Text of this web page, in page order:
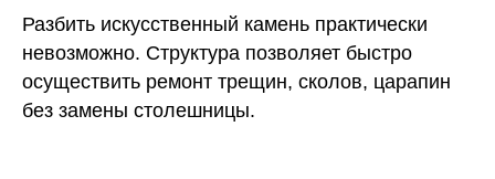
Разбить искусственный камень практически
невозможно. Структура позволяет быстро
осуществить ремонт трещин, сколов, царапин
без замены столешницы.